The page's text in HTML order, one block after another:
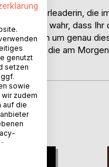
eine Cheerleaderin, die
ebenso wahr, dass
denn um genau
die am
nahm...
genutzt
setzen
sowie
zudem
auf die